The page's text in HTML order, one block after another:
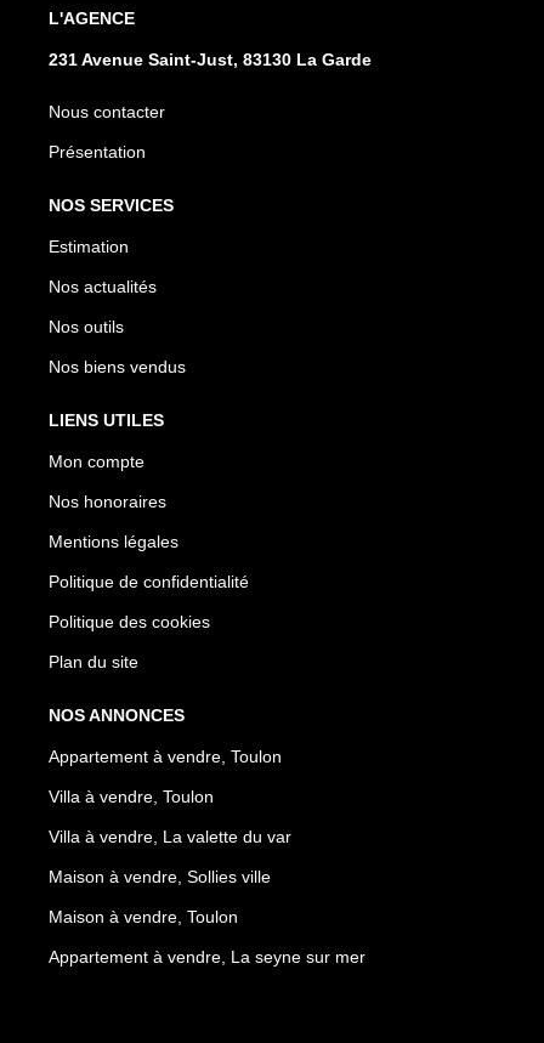
L'AGENCE
231 Avenue Saint-Just, 83130 La Garde
Nous contacter
Présentation
NOS SERVICES
Estimation
Nos actualités
Nos outils
Nos biens vendus
LIENS UTILES
Mon compte
Nos honoraires
Mentions légales
Politique de confidentialité
Politique des cookies
Plan du site
NOS ANNONCES
Appartement à vendre, Toulon
Villa à vendre, Toulon
Villa à vendre, La valette du var
Maison à vendre, Sollies ville
Maison à vendre, Toulon
Appartement à vendre, La seyne sur mer